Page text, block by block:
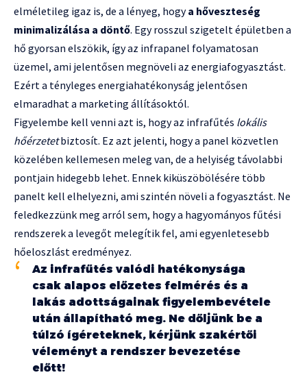
elméletileg igaz is, de a lényeg, hogya hőveszteség
minimalizálása a döntő. Egy rosszul szigetelt épületben a
hő gyorsan elszökik, így az infrapanel folyamatosan
üzemel, ami jelentősen megnöveli az energiafogyasztást.
Ezért a tényleges energiahatékonyság jelentősen
elmaradhat a marketing állításoktól.
Figyelembe kell venni azt is, hogy az infrafűtés lokális
hőérzetetbiztosít. Ez azt jelenti, hogy a panel közvetlen
közelében kellemesen meleg van, de a helyiség távolabbi
pontjain hidegebb lehet. Ennek kiküszöbölésére több
panelt kell elhelyezni, ami szintén növeli a fogyasztást. Ne
feledkezzünk meg arról sem, hogy a hagyományos fűtési
rendszerek a levegőt melegítik fel, ami egyenletesebb
hőeloszlást eredményez.
Az infrafűtés valódi hatékonysága
csak alapos előzetes felmérés és a
lakás adottságainak figyelembevétele
után állapítható meg. Ne dőljünk be a
túlzó ígéreteknek, kérjünk szakértői
véleményt a rendszer bevezetése
előtt!